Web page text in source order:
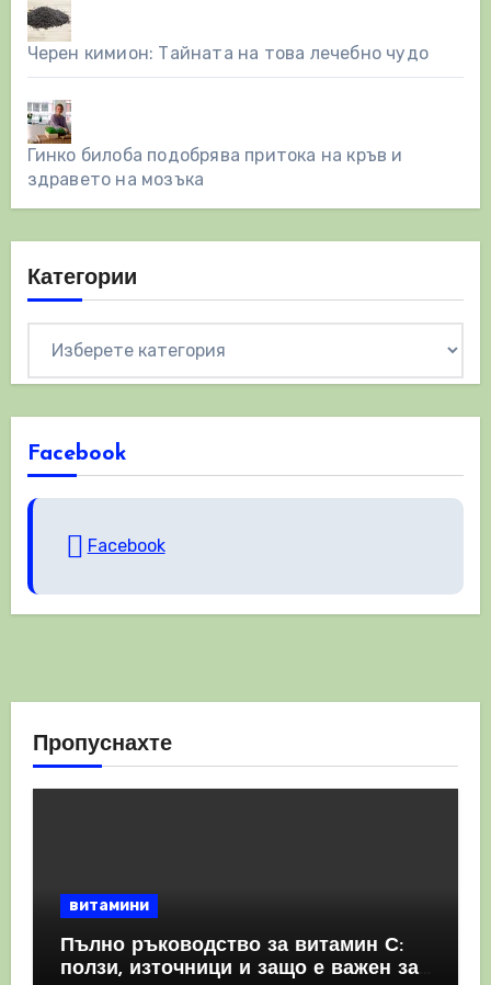
Черен кимион: Тайната на това лечебно чудо
Гинко билоба подобрява притока на кръв и
здравето на мозъка
Категории
Facebook
Facebook
Пропуснахте
витамини
Пълно ръководство за витамин С:
ползи, източници и защо е важен за